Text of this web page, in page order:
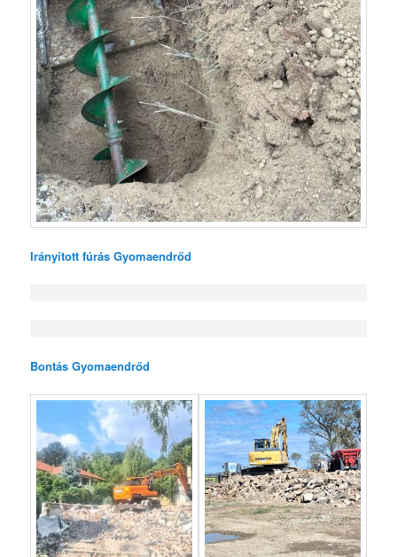
Irányított fúrás Gyomaendrőd
Bontás Gyomaendrőd